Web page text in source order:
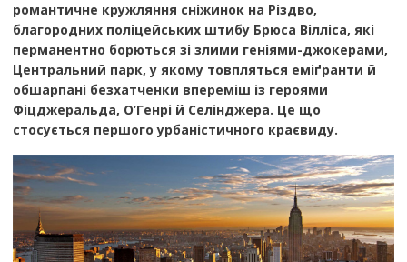
романтичне кружляння сніжинок на Різдво,
благородних поліцейських штибу Брюса Вілліса, які
перманентно борються зі злими геніями-джокерами,
Центральний парк, у якому товпляться еміґранти й
обшарпані безхатченки впереміш із героями
Фіцджеральда, О’Генрі й Селінджера. Це що
стосується першого урбаністичного краєвиду.